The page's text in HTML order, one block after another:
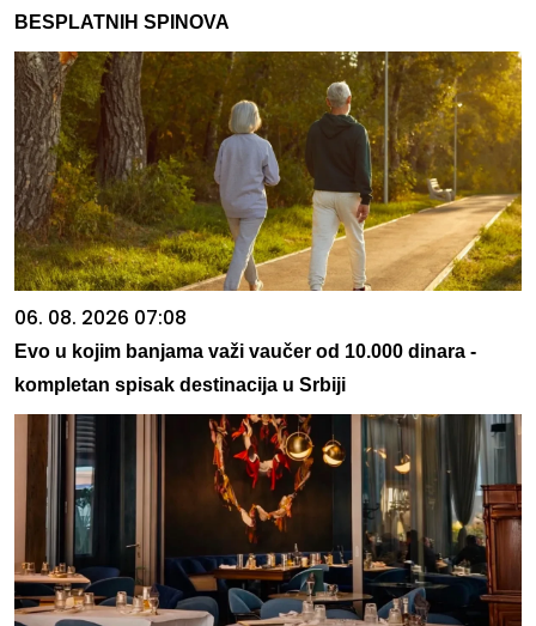
BESPLATNIH SPINOVA
06. 08. 2026 07:08
Evo u kojim banjama važi vaučer od 10.000 dinara -
kompletan spisak destinacija u Srbiji